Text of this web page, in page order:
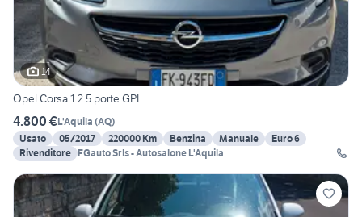
14
Opel Corsa 1.2 5 porte GPL
4.800 €L'Aquila (AQ)
Usato
05/2017 220000 Km Benzina Manuale
Euro 6
Rivenditore FGauto Srls - Autosalone L'Aquila